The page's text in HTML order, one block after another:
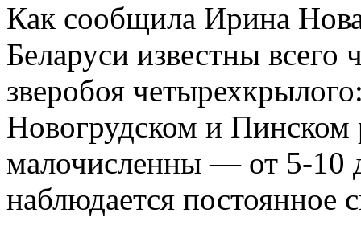
Как сообщила Ирина
Беларуси известны всего
зверобоя
Новогрудском и
малочисленны — от 5-10
наблюдается постоянное